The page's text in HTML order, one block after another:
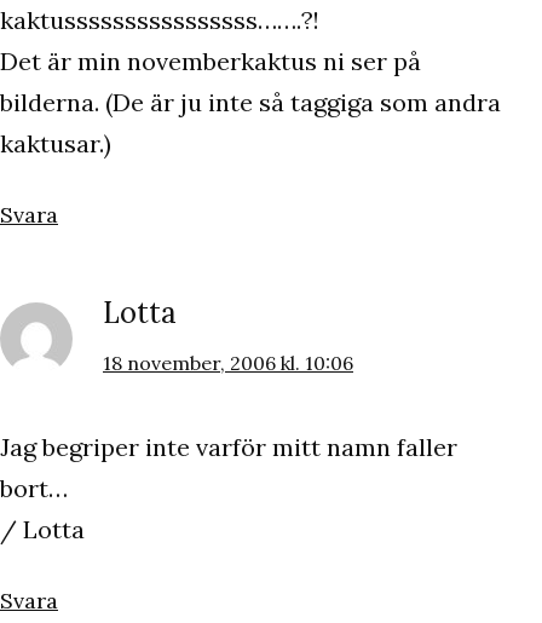
kaktussssssssssssssss…….?!
Det är min novemberkaktus ni ser på
bilderna. (De är ju inte så taggiga som andra
kaktusar.)
Svara
Lotta
18 november, 2006 kl. 10:06
Jag begriper inte varför mitt namn faller
bort…
/ Lotta
Svara